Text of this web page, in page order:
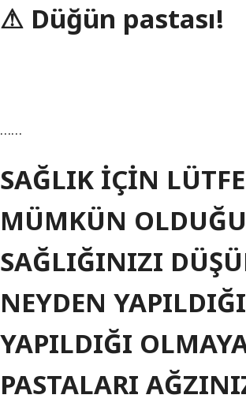
⚠ Düğün pastası!
……
SAĞLIK İÇİN
MÜMKÜN
SAĞLIĞINIZI
NEYDEN
YAPILDIĞI
PASTALARI